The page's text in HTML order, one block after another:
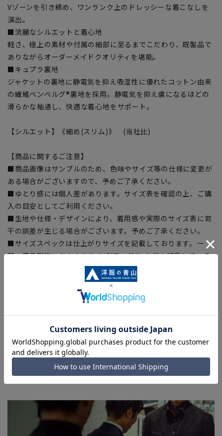
Vゾーンを引き締め、ワンランク上のドレッシーな着こなしを
演出。
■流麗なシルエットと着心地
軽さ、極上の素材や付属の細部に至るまでこだわり、既製品で
ありながらオーダーメイドクオリティを堪能。
■キュプラ裏地
ジャケットの裏地に静電気を抑え吸湿性に優れたコットン由来
の繊維ベンベルグ®裏地を採用。静電気を抑え虜になるほどの
滑らかな袖通し、快適な着心地をサポート。
【シルエット】《細め(スリム)》 (当社比)
【商品に関するご注意】
■商品画像はサンプルのため、色味やサイズ等の仕様に変更が
ある場合がございますので、予めご了承ください。
■ゆとり感には個人差があります。サイズ表を確認の上、ご購
入の目安としてご利用ください。
■生地や仕様・デザインにより、着用感や実際のサイズ表に若
干の誤差が生じる場合がございます。予めご了承ください。
■サイズスペックは仕上がりサイズを記載しております。一
部、商品現物におすすめサイズ(ヌードサイズ)を記載している
■ブラウザやお使いのモニター環境、また撮影時の室内外の光
加減により、実際の商品と掲載画像の色味が異なる場合がござ
■店舗や各モールサイトと商品在庫を共有しております関係
上、ご注文いただいたタイミングにより欠品が発生し、ご注文
を完了できない場合がございます。予めご了承ください。
■お急ぎ発送のご注文につきましても、ご注文のタイミングに
よってはお急ぎ発送サービスを選択できない場合がございま